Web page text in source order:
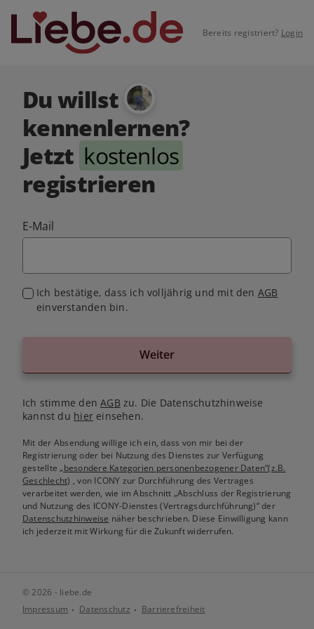
Bereits registriert? Login
Du willst
kennenlernen?
Jetzt kostenlos
registrieren
E-Mail
Ich bestätige, dass ich volljährig und mit den AGB
einverstanden bin.
Weiter
Ich stimme denAGB zu. Die Datenschutzhinweise
kannst du hiereinsehen.
Mit der Absendung willige ich ein, dass von mir bei der
Registrierung oder bei Nutzung des Dienstes zur Verfügung
gestellte„besondere Kategorien personenbezogener Daten“(z.B.
Geschlecht) , von ICONY zur Durchführung des Vertrages
verarbeitet werden, wie im Abschnitt „Abschluss der Registrierung
und Nutzung des ICONY-Dienstes (Vertragsdurchführung)“ der
Datenschutzhinweise näher beschrieben. Diese Einwilligung kann
ich jederzeit mit Wirkung für die Zukunft widerrufen.
© 2026 - liebe.de
Impressum
Datenschutz Barrierefreiheit